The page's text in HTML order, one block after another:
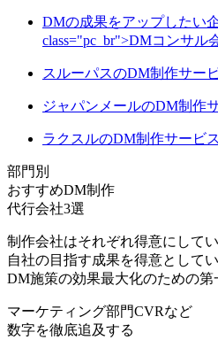
DMの成果をアップしたい
class="pc_br">DMコンサル
スルーパスのDM制作サー
ジャパンメールのDM制作
ラクスルのDM制作サービ
部門別
おすすめDM制作
代行会社3選
制作会社はそれぞれ得意にして
自社の目指す成果を得意として
DM施策の効果最大化のための第
マーケティング部門CVRなど
数字を徹底追及する